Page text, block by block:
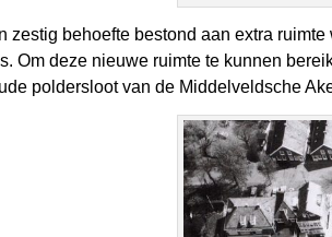
zestig behoefte bestond aan extra
Om deze nieuwe ruimte te kunnen
poldersloot van de Middelveldsche